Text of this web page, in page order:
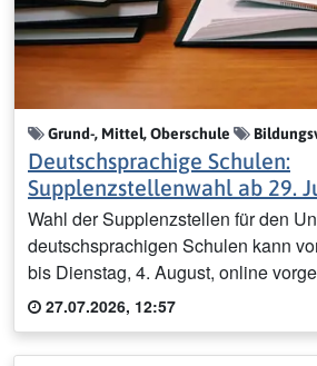
Grund-, Mittel, Oberschule
Deutschsprachige Schulen:
Supplenzstellenwahl ab 29.
Wahl der Supplenzstellen für den
deutschsprachigen Schulen kann
bis Dienstag, 4. August, online
27.07.2026, 12:57